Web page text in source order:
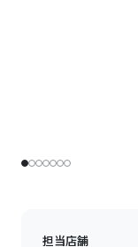
担当店舗